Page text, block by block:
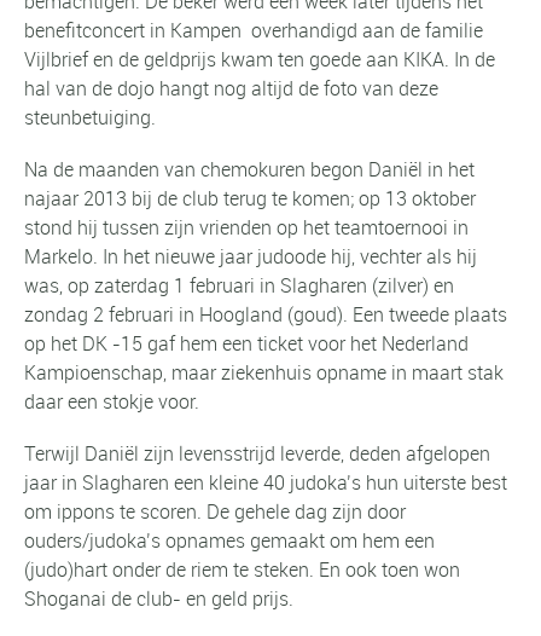
benefitconcert in Kampen overhandigd aan de familie
Vijlbrief en de geldprijs kwam ten goede aan KIKA. In de
hal van de dojo hangt nog altijd de foto van deze
steunbetuiging.
Na de maanden van chemokuren begon Daniël in het
najaar 2013 bij de club terug te komen; op 13 oktober
stond hij tussen zijn vrienden op het teamtoernooi in
Markelo. In het nieuwe jaar judoode hij, vechter als hij
was, op zaterdag 1 februari in Slagharen (zilver) en
zondag 2 februari in Hoogland (goud). Een tweede plaats
op het DK -15 gaf hem een ticket voor het Nederland
Kampioenschap, maar ziekenhuis opname in maart stak
daar een stokje voor.
Terwijl Daniël zijn levensstrijd leverde, deden afgelopen
jaar in Slagharen een kleine 40 judoka’s hun uiterste best
om ippons te scoren. De gehele dag zijn door
ouders/judoka’s opnames gemaakt om hem een
(judo)hart onder de riem te steken. En ook toen won
Shoganai de club- en geld prijs.